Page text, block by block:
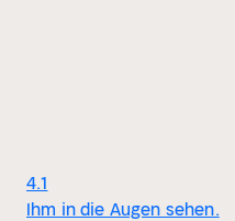
4.1
Ihm in die Augen sehen.